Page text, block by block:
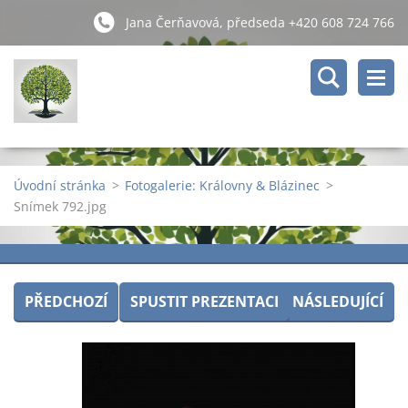
Jana Čerňavová, předseda +420 608 724 766
Úvodní stránka > Fotogalerie: Královny & Blázinec >
Snímek 792.jpg
PŘEDCHOZÍ SPUSTIT PREZENTACI NÁSLEDUJÍCÍ